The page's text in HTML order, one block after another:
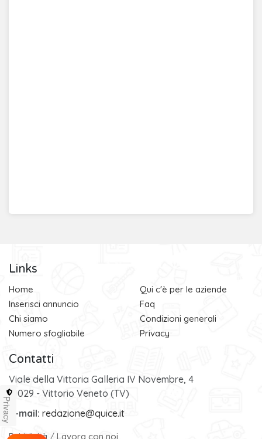
Links
Home
Inserisci annuncio
Chi siamo
Numero sfogliabile
Qui c'è per le aziende
Faq
Condizioni generali
Privacy
Contatti
Viale della Vittoria Galleria IV Novembre, 4
31029 - Vittorio Veneto (TV)
e-mail: redazione@quice.it
Pubblicità / Lavora con noi
Privacy